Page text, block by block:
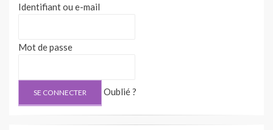
Identifiant ou e-mail
Mot de passe
Oublié ?